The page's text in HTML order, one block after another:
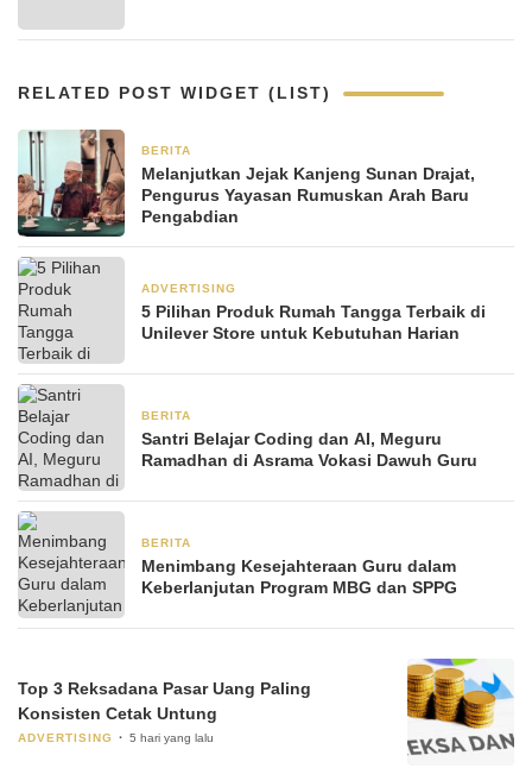
RELATED POST WIDGET (LIST)
BERITA
Melanjutkan Jejak Kanjeng Sunan Drajat,
Pengurus Yayasan Rumuskan Arah Baru
Pengabdian
ADVERTISING
5 Pilihan Produk Rumah Tangga Terbaik di
Unilever Store untuk Kebutuhan Harian
BERITA
Santri Belajar Coding dan AI, Meguru
Ramadhan di Asrama Vokasi Dawuh Guru
BERITA
Menimbang Kesejahteraan Guru dalam
Keberlanjutan Program MBG dan SPPG
Top 3 Reksadana Pasar Uang Paling
Konsisten Cetak Untung
ADVERTISING 5 hari yang lalu